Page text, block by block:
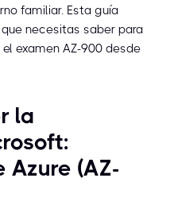
familiar. Esta guía
necesitas saber para
examen AZ-900 desde
la
Azure (AZ-